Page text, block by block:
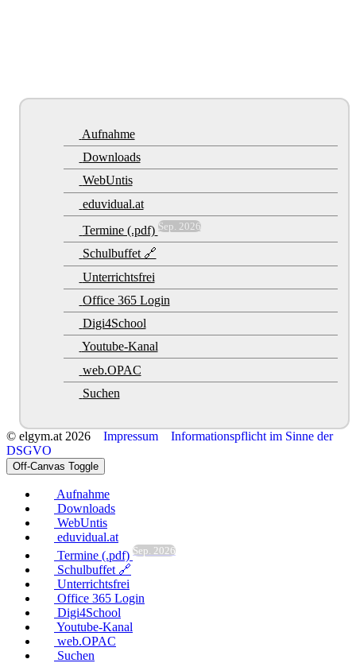
Aufnahme
Downloads
WebUntis
eduvidual.at
Termine (.pdf) Sep. 2026
Schulbuffet 🔗
Unterrichtsfrei
Office 365 Login
Digi4School
Youtube-Kanal
web.OPAC
Suchen
© elgym.at 2026 Impressum
Informationspflicht im Sinne der
DSGVO
Off-Canvas Toggle
Aufnahme
Downloads
WebUntis
eduvidual.at
Termine (.pdf) Sep. 2026
Schulbuffet 🔗
Unterrichtsfrei
Office 365 Login
Digi4School
Youtube-Kanal
web.OPAC
Suchen